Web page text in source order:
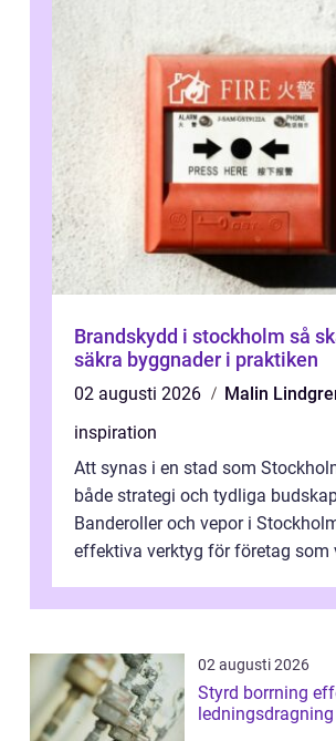
Brandskydd i stockholm så skapar du
säkra byggnader i praktiken
02 augusti 2026
Malin
inspiration
Att synas i en stad som
både strategi och tydliga
Banderoller och vepor i
effektiva verktyg för företag som
02 augusti 2026
Styrd borrning effektiv